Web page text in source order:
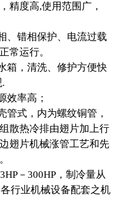
精度高,使用范围广，
、错相保护、电流过载
常运行。
箱，清洗、修护方便快
效率高；
管式，内为螺纹铜管，
散热冷排由翅片加上行
翅片机械涨管工艺和先
－300HP，制冷量从
行业机械设备配套之机